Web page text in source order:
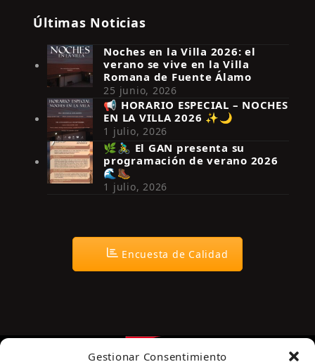
Gestionar Consentimiento
Síguenos en Instagram
Últimas Noticias
Noches en la Villa 2026: el
verano se vive en la Villa
Romana de Fuente Álamo
25 junio, 2026
📢 HORARIO ESPECIAL – NOCHES
EN LA VILLA 2026 ✨🌙
1 julio, 2026
🌿🚴‍♂️ El GAN presenta su
programación de verano 2026
🌊🥾
1 julio, 2026
Encuesta de Calidad